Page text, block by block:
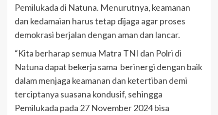
Pemilukada di Natuna. Menurutnya, keamanan
dan kedamaian harus tetap dijaga agar proses
demokrasi berjalan dengan aman dan lancar.
“Kita berharap semua Matra TNI dan Polri di
Natuna dapat bekerja sama berinergi dengan baik
dalam menjaga keamanan dan ketertiban demi
terciptanya suasana kondusif, sehingga
Pemilukada pada 27 November 2024 bisa